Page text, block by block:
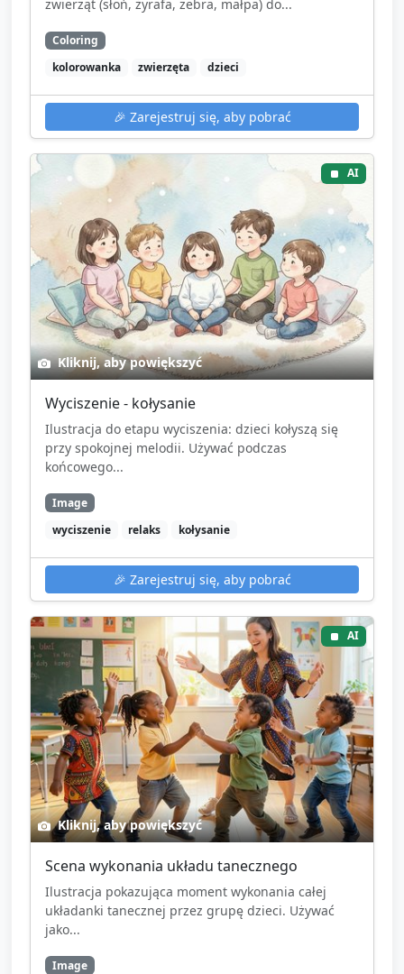
zwierząt (słoń, żyrafa, zebra, małpa) do...
Coloring
kolorowanka
zwierzęta dzieci
🎉 Zarejestruj się, aby pobrać
AI
Kliknij, aby powiększyć
Wyciszenie - kołysanie
Ilustracja do etapu wyciszenia: dzieci kołyszą się
przy spokojnej melodii. Używać podczas
końcowego...
Image
wyciszenie
relaks kołysanie
🎉 Zarejestruj się, aby pobrać
AI
Kliknij, aby powiększyć
Scena wykonania układu tanecznego
Ilustracja pokazująca moment wykonania całej
układanki tanecznej przez grupę dzieci. Używać
jako...
Image